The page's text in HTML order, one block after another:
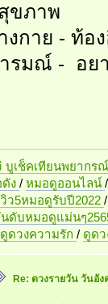
ขภาพ
งกาย - ท้อ
รมณ์ - อยา
บูเช็คเทียนพยากร
ง / หมอดูออนไลน์
ว5หมอดูรับปี2022
ดับหมอดูแม่นๆ
ดูดวงความรัก / ดูด
Re: ดวงรายวัน วันอั